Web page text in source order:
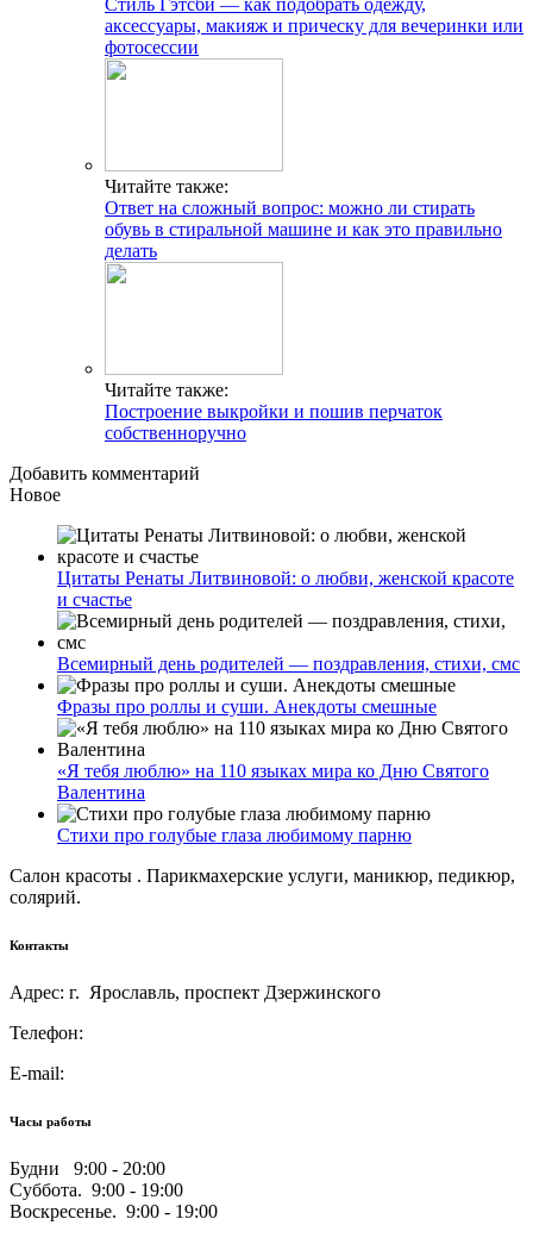
Стиль Гэтсби — как подобрать одежду,
аксессуары, макияж и прическу для вечеринки или
фотосессии
Читайте также:
Ответ на сложный вопрос: можно ли стирать
обувь в стиральной машине и как это правильно
делать
Читайте также:
Построение выкройки и пошив перчаток
собственноручно
Добавить комментарий
Новое
Цитаты Ренаты Литвиновой: о любви, женской красоте
и счастье
Всемирный день родителей — поздравления, стихи, смс
Фразы про роллы и суши. Анекдоты смешные
«Я тебя люблю» на 110 языках мира ко Дню Святого
Валентина
Стихи про голубые глаза любимому парню
Салон красоты . Парикмахерские услуги, маникюр, педикюр,
солярий.
Контакты
Адрес: г. Ярославль, проспект Дзержинского
Телефон:
E-mail:
Часы работы
Будни 9:00 - 20:00
Суббота. 9:00 - 19:00
Воскресенье. 9:00 - 19:00